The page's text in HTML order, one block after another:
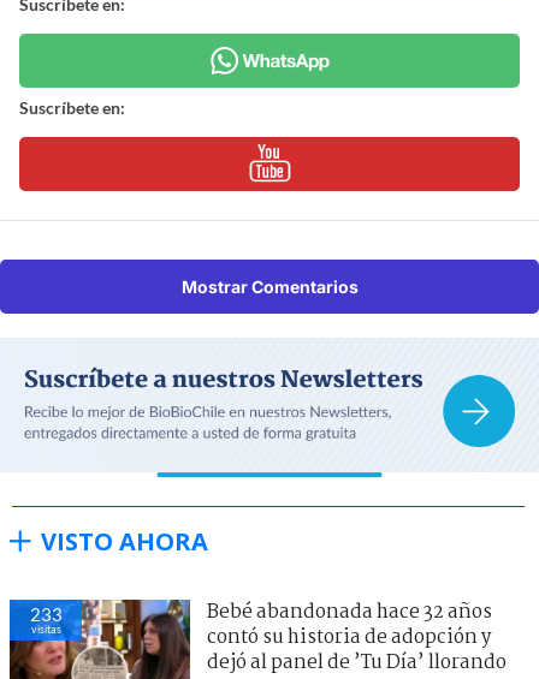
Suscríbete en:
Mostrar Comentarios
VISTO AHORA
233
visitas
Bebé abandonada hace 32 años
contó su historia de adopción y
dejó al panel de ’Tu Día’ llorando